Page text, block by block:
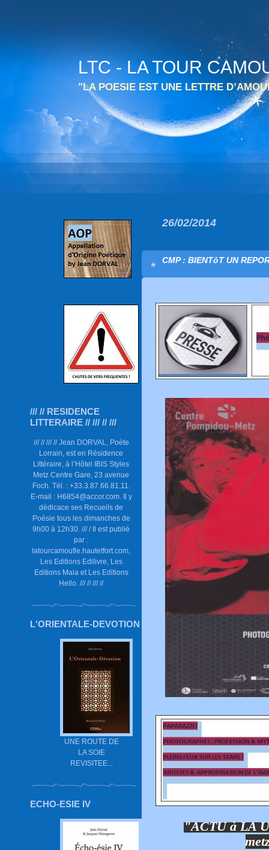
LTC - LA TOUR
"LA POESIE EST UNE LETTRE
/// // RESIDENCE
LITTERAIRE // /// // ///
/// // /// // Jean DORVAL, Poète
Lorrain, est en Résidence
Littéraire, à l’Hôtel IBIS Styles
Metz Centre Gare, 23 avenue
Foch. Tél. : +33.3.87.66.81.11.
E-mail : H6854@accor.com. Il y
dédicace ses Recueils de
Poésie tous les dimanches de
9h00 à 12h30. /// / Il est publié
par :
latourcamoufle.hautetfort.com,
Les Editions Edilivre, Les
Editions Maia et Les Editions
Hello. /// // /// //
L'ORIENTALE-DEVOTION
UNE ROUTE DE
LA SOIE
REVISITEE...
ECHO-ESIE IV
26/02/2014
CMP : BIENTôT UN
"ACTU à LA